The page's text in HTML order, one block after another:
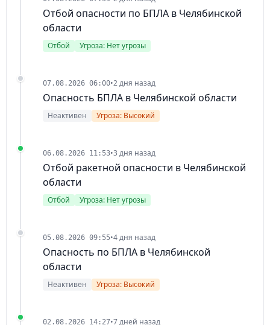
Отбой опасности по БПЛА в Челябинской
области
Отбой Угроза: Нет угрозы
07.08.2026 06:00•2 дня назад
Опасность БПЛА в Челябинской области
Неактивен Угроза: Высокий
06.08.2026 11:53•3 дня назад
Отбой ракетной опасности в Челябинской
области
Отбой Угроза: Нет угрозы
05.08.2026 09:55•4 дня назад
Опасность по БПЛА в Челябинской
области
Неактивен Угроза: Высокий
02.08.2026 14:27•7 дней назад